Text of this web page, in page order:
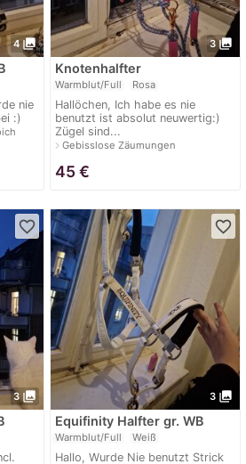
4 photo_library
nie
:)
3 photo_library
Knotenhalfter
Warmblut/Full Rosa
Hallöchen, Ich habe es nie
benutzt ist absolut neuwertig:)
Zügel sind...
navigate_nextGebisslose Zäumungen
45 €
3 photo_library
favorite_border
3 photo_library
favorite_border
Equifinity Halfter gr. WB
Warmblut/Full Weiß
Hallo, Wurde Nie benutzt Strick